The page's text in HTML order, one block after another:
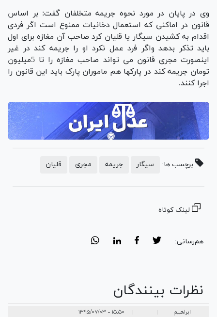
وی در پایان در مورد نحوه جریمه متخلفان گفت: بر اساس
قانون در اماکنی که استعمال دخانیات ممنوع است اگر فردی
اقدام به کشیدن سیگار یا قلیان کرد صاحب آن مغازه برای اول
باید تذکر بدهد واگر فرد عمل نکرد او را جریمه کند در غیر
اینصورت مجری قانون می تواند صاحب مغازه را تا 5میلیون
تومان جریمه کند در پارکها هم ماموران پارک باید این قانون را
اجرا کنند.
برچسب ها: سیگار جریمه مجری قلیان
لینک کوتاه
هم‌رسانی:
نظرات بینندگان
ابراهیم ۱۵:۵۰ - ۱۳۹۵/۰۷/۰۳